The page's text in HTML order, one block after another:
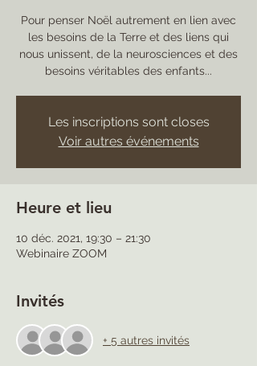
Pour penser Noël autrement en lien avec
les besoins de la Terre et des liens qui
nous unissent, de la neurosciences et des
besoins véritables des enfants...
Les inscriptions sont closes
Voir autres événements
Heure et lieu
10 déc. 2021, 19:30 – 21:30
Webinaire ZOOM
Invités
+ 5 autres invités